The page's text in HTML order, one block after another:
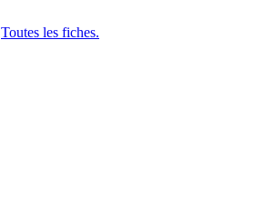
Toutes les fiches.